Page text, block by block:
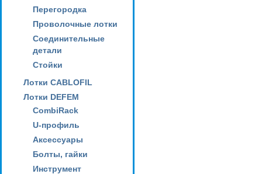
Перегородка
Проволочные лотки
Соединительные
детали
Стойки
Лотки CABLOFIL
Лотки DEFEM
CombiRack
U-профиль
Аксессуары
Болты, гайки
Инструмент